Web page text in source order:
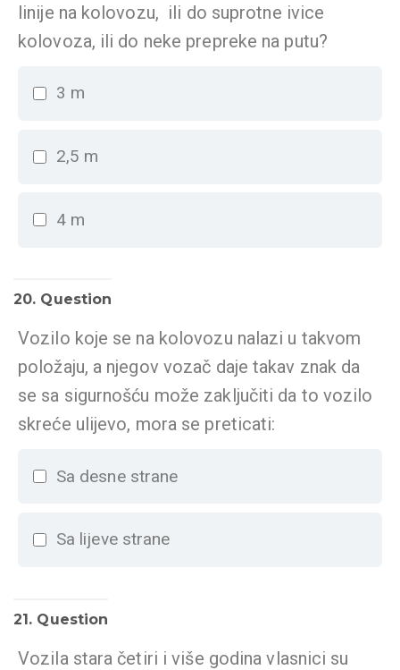
linije na kolovozu, ili do suprotne ivice
kolovoza, ili do neke prepreke na putu?
3 m
2,5 m
4 m
20. Question
Vozilo koje se na kolovozu nalazi u takvom
položaju, a njegov vozač daje takav znak da
se sa sigurnošću može zaključiti da to vozilo
skreće ulijevo, mora se preticati:
Sa desne strane
Sa lijeve strane
21. Question
Vozila stara četiri i više godina vlasnici su